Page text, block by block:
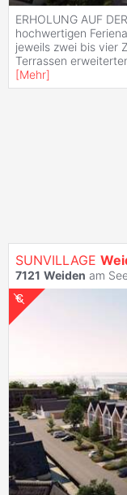
ERHOLUNG AUF
hochwertigen
jeweils zwei bis vier
Terrassen
[Mehr]
SUNVILLAGE
7121 Weiden am